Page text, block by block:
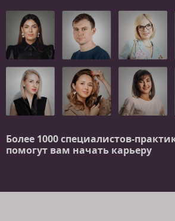
Более 1000 специалистов-
помогут вам начать карьеру